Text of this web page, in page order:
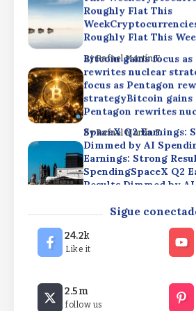
Roughly Flat This
Roughly Flat This
ByRafael Martín F.
Bitcoin gains focus as
rewrites nuclear
focus as Pentagon
strategyBitcoin gains
Pentagon rewrites
ByRafael Martín F.
SpaceX Q2 Earnings:
Dimmed by AI
Earnings: Strong
SpendingSpaceX Q2
Results Dimmed by
Rafael Martín F.
Cryptocurrencies:
This
Roughly Flat This
Roughly Flat This
Bitcoin gains focus as
rewrites nuclear
focus as Pentagon
Sigue
24.2k
Like it
2.5m
follow us